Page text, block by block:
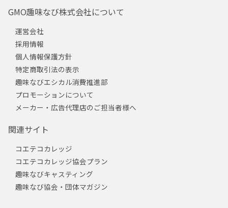
GMO趣味なび株式会社について
運営会社
採用情報
個人情報保護方針
特定商取引法の表示
趣味なびエシカル消費推進部
プロモーションについて
メーカー・広告代理店のご担当者様へ
関連サイト
コエテコカレッジ
コエテコカレッジ協会プラン
趣味なびキャスティング
趣味なび協会・団体マガジン